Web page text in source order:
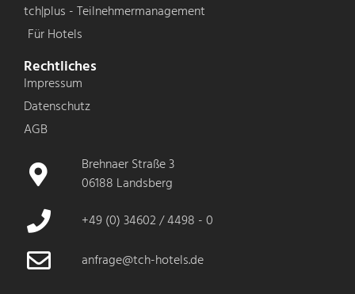
tch|plus - Teilnehmermanagement
Für Hotels
Rechtliches
Impressum
Datenschutz
AGB
Brehnaer Straße 3
06188 Landsberg
+49 (0) 34602 / 4498 - 0
anfrage@tch-hotels.de